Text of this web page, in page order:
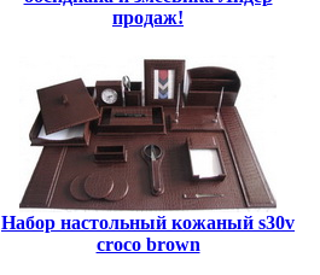
продаж!
Набор настольный кожаный s30v
croco brown